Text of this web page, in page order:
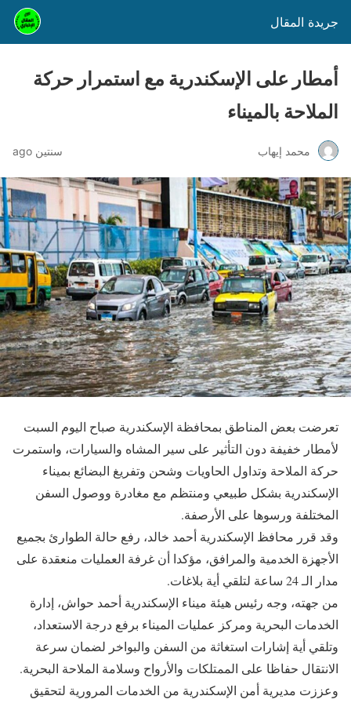
جريدة المقال
أمطار على الإسكندرية مع استمرار حركة
الملاحة بالميناء
محمد إيهاب سنتين ago
تعرضت بعض المناطق بمحافظة الإسكندرية صباح اليوم السبت
لأمطار خفيفة دون التأثير على سير المشاه والسيارات، واستمرت
حركة الملاحة وتداول الحاويات وشحن وتفريغ البضائع بميناء
الإسكندرية بشكل طبيعي ومنتظم مع مغادرة ووصول السفن
المختلفة ورسوها على الأرصفة.
وقد قرر محافظ الإسكندرية أحمد خالد، رفع حالة الطوارئ بجميع
الأجهزة الخدمية والمرافق، مؤكدا أن غرفة العمليات منعقدة على
مدار الـ 24 ساعة لتلقي أية بلاغات.
من جهته، وجه رئيس هيئة ميناء الإسكندرية أحمد حواش، إدارة
الخدمات البحرية ومركز عمليات الميناء برفع درجة الاستعداد،
وتلقي أية إشارات استغاثة من السفن والبواخر لضمان سرعة
الانتقال حفاظا على الممتلكات والأرواح وسلامة الملاحة البحرية.
وعززت مديرية أمن الإسكندرية من الخدمات المرورية لتحقيق